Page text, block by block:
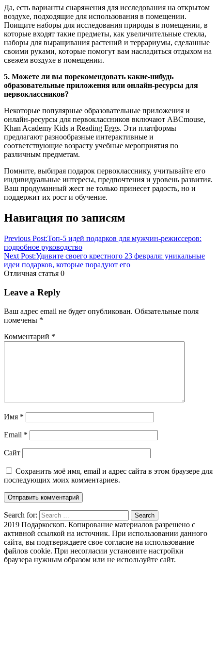
Да, есть варианты снаряжения для исследования на открытом
воздухе, подходящие для использования в помещении.
Поищите наборы для исследования природы в помещении, в
которые входят такие предметы, как увеличительные стекла,
наборы для выращивания растений и террариумы, сделанные
своими руками, которые помогут вам насладиться отдыхом на
свежем воздухе в помещении.
5. Можете ли вы порекомендовать какие-нибудь
образовательные приложения или онлайн-ресурсы для
первоклассников?
Некоторые популярные образовательные приложения и
онлайн-ресурсы для первоклассников включают ABCmouse,
Khan Academy Kids и Reading Eggs. Эти платформы
предлагают разнообразные интерактивные и
соответствующие возрасту учебные мероприятия по
различным предметам.
Помните, выбирая подарок первокласснику, учитывайте его
индивидуальные интересы, предпочтения и уровень развития.
Ваш продуманный жест не только принесет радость, но и
поддержит их рост и обучение.
Навигация по записям
Previous Post:Топ-5 идей подарков для мужчин-режиссеров:
подробное руководство
Next Post:Удивите своего крестного 23 февраля: уникальные
идеи подарков, которые порадуют его
Отличная статья 0
Leave a Reply
Ваш адрес email не будет опубликован. Обязательные поля
помечены *
Комментарий *
Имя *
Email *
Сайт
Сохранить моё имя, email и адрес сайта в этом браузере для
последующих моих комментариев.
Search for: Search
2019 Подаркоскоп. Копирование материалов разрешено с
активной ссылкой на источник. При использовании данного
сайта, вы подтверждаете свое согласие на использование
файлов cookie. При несогласии установите настройки
браузера нужным образом или не используйте сайт.